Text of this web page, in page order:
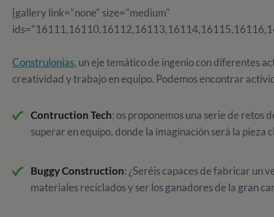
[gallery link="none" size="medium"
Construlonias, un eje temático de ingenio con diferentes
creatividad y trabajo en equipo. Podemos encontrar
Contruction Tech: os proponemos una serie de retos
superar en equipo, donde la imaginación será la pieza
Buggy Construction: ¿Seréis capaces de fabricar un
materiales reciclados y ser los ganadores de la gran